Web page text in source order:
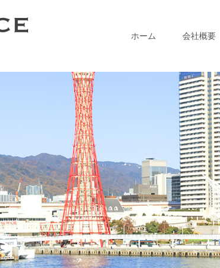
ホーム 会社概要